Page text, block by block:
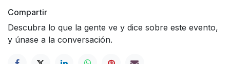
Compartir
Descubra lo que la gente ve y dice sobre este evento,
y únase a la conversación.